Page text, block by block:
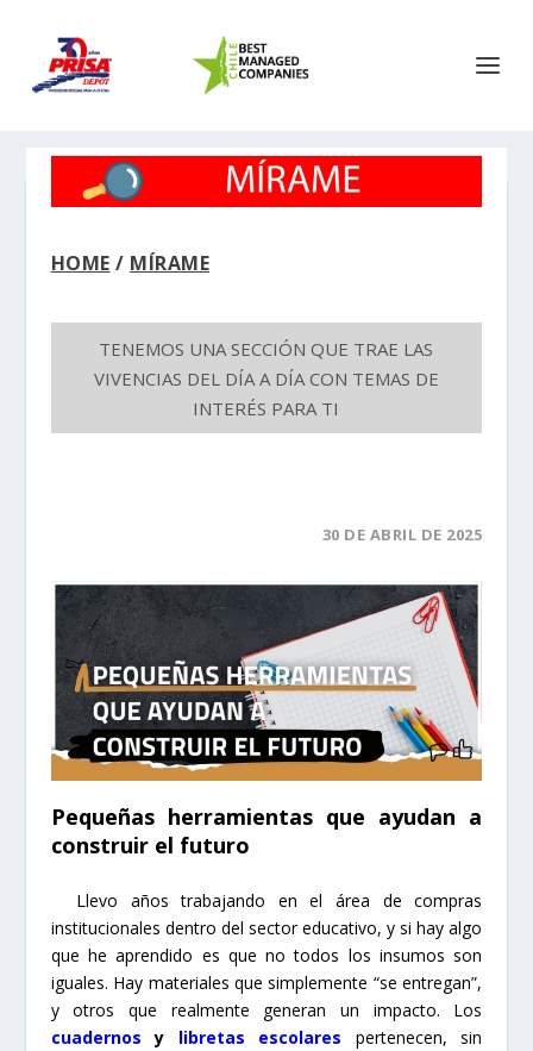
HOME / MÍRAME
TENEMOS UNA SECCIÓN QUE TRAE LAS
VIVENCIAS DEL DÍA A DÍA CON TEMAS DE
INTERÉS PARA TI
30 DE ABRIL DE 2025
Pequeñas herramientas que ayudan a
construir el futuro
Llevo años trabajando en el área de compras
institucionales dentro del sector educativo, y si hay algo
que he aprendido es que no todos los insumos son
iguales. Hay materiales que simplemente “se entregan”,
y otros que realmente generan un impacto. Los
cuadernos y libretas escolares
pertenecen, sin